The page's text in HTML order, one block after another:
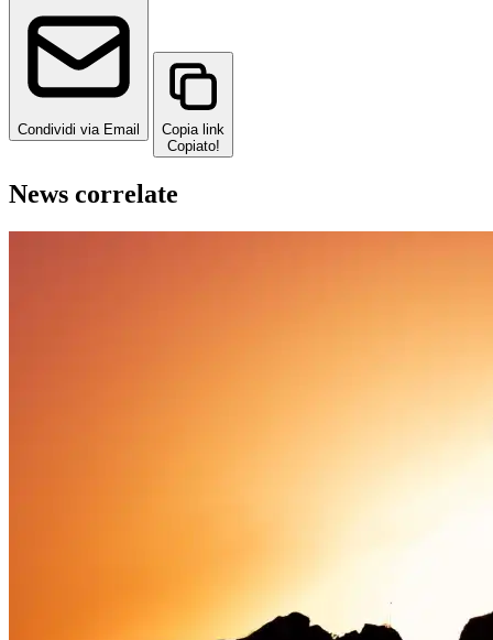
Condividi via Email
Copia link
Copiato!
News correlate